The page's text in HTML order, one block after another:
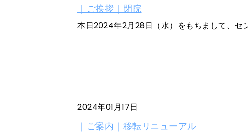
｜ご挨拶｜閉院
本日2024年2月28日（水）をもちまして、セ
2024年01月17日
｜ご案内｜移転リニューアル